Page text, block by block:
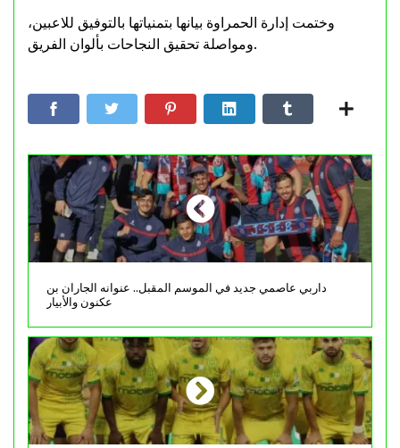
وختمت إدارة الحمراوة بيانها بتمنياتها بالتوفيق للاعبين،
ومواصلة تحقيق النجاحات بألوان الفريق.
داربي عاصمي جديد في الموسم المقبل.. عنوانه الجاران بن
عكنون والأبيار